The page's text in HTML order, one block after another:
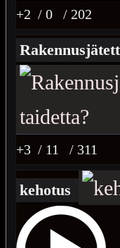
+2 / 0 / 202
+3 / 11 / 311
kehotus